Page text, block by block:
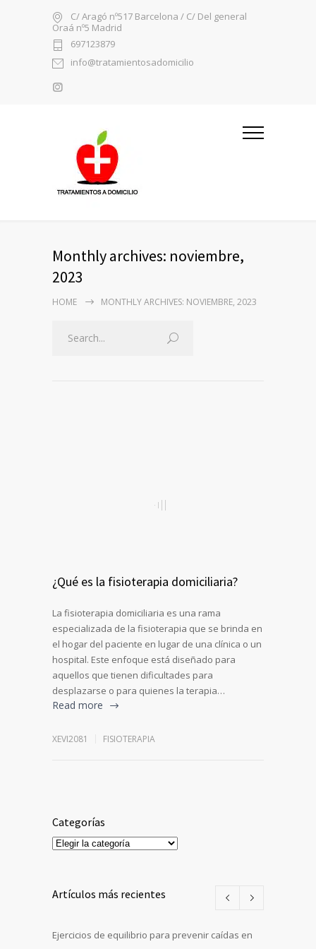
C/ Aragó nº517 Barcelona / C/ Del general
Oraá nº5 Madrid
697123879
info@tratamientosadomicilio
Monthly archives: noviembre,
2023
HOME MONTHLY ARCHIVES: NOVIEMBRE, 2023
¿Qué es la fisioterapia domiciliaria?
La fisioterapia domiciliaria es una rama
especializada de la fisioterapia que se brinda en
el hogar del paciente en lugar de una clínica o un
hospital. Este enfoque está diseñado para
aquellos que tienen dificultades para
desplazarse o para quienes la terapia…
Read more
XEVI2081 FISIOTERAPIA
Categorías
Categorías
Artículos más recientes
Ejercicios de equilibrio para prevenir caídas en